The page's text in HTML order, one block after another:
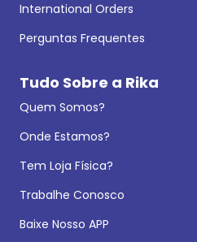
International Orders
Perguntas Frequentes
Tudo Sobre a Rika
Quem Somos?
Onde Estamos?
Tem Loja Física?
Trabalhe Conosco
Baixe Nosso APP